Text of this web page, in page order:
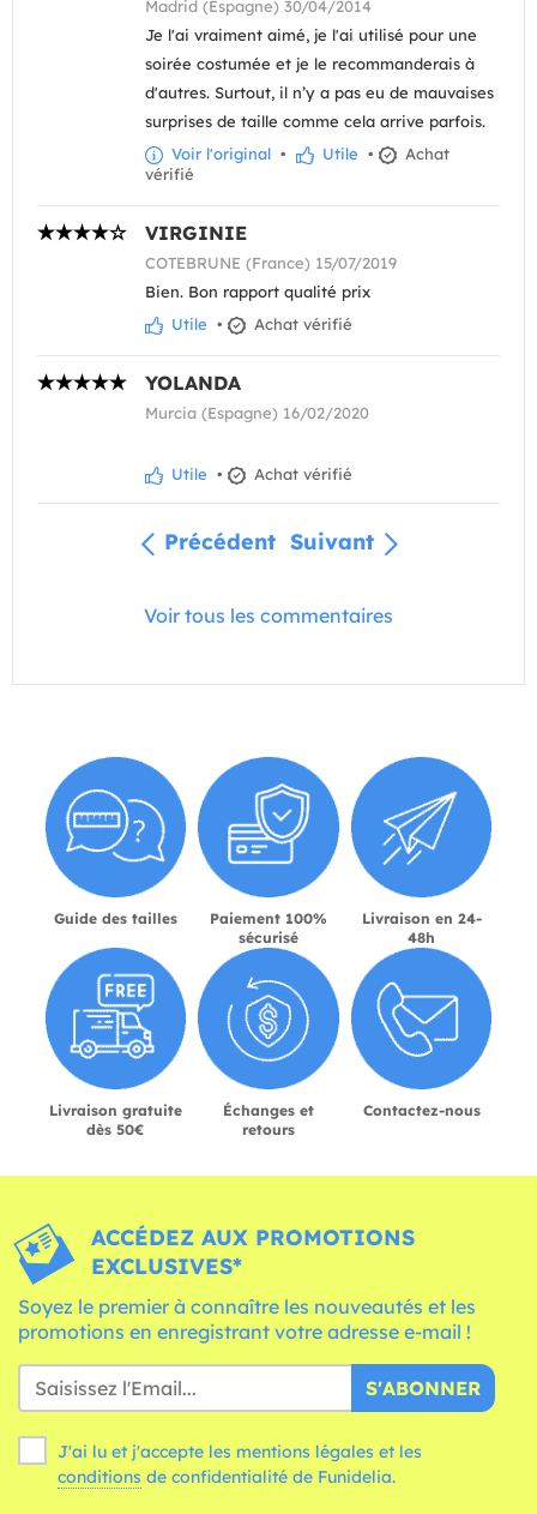
Madrid (Espagne) 30/04/2014
Je l'ai vraiment aimé, je l'ai utilisé pour une
soirée costumée et je le recommanderais à
d'autres. Surtout, il n’y a pas eu de mauvaises
surprises de taille comme cela arrive parfois.
Voir l'original • Utile •
Achat
vérifié
VIRGINIE
COTEBRUNE (France) 15/07/2019
Bien. Bon rapport qualité prix
Utile • Achat vérifié
YOLANDA
Murcia (Espagne) 16/02/2020
Utile • Achat vérifié
Précédent Suivant
Voir tous les commentaires
Guide des tailles
Paiement 100%
sécurisé
Livraison en 24-
48h
Livraison gratuite
dès 50€
Échanges et
retours
Contactez-nous
ACCÉDEZ AUX PROMOTIONS
EXCLUSIVES*
Soyez le premier à connaître les nouveautés et les
promotions en enregistrant votre adresse e-mail !
S'ABONNER
J'ai lu et j'accepte les mentions légales et les
conditions de confidentialité de Funidelia.